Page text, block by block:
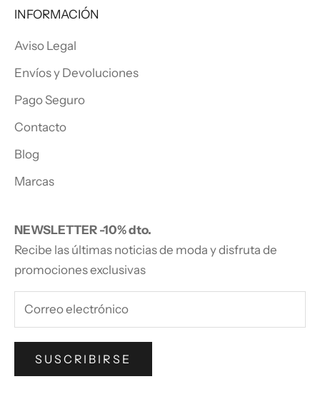
INFORMACIÓN
Aviso Legal
Envíos y Devoluciones
Pago Seguro
Contacto
Blog
Marcas
NEWSLETTER -10% dto.
Recibe las últimas noticias de moda y disfruta de
promociones exclusivas
SUSCRIBIRSE